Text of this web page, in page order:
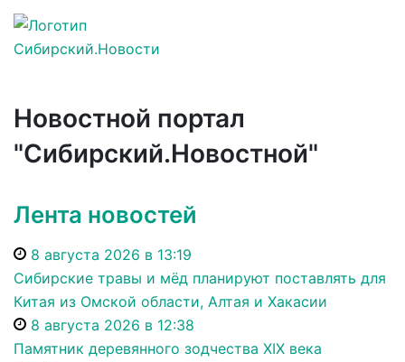
Новостной портал
"Сибирский.Новостной"
Лента новостей
8 августа 2026 в 13:19
Сибирские травы и мёд планируют поставлять для
Китая из Омской области, Алтая и Хакасии
8 августа 2026 в 12:38
Памятник деревянного зодчества XIX века